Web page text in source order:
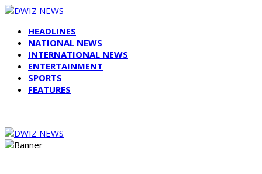
HEADLINES
NATIONAL NEWS
INTERNATIONAL NEWS
ENTERTAINMENT
SPORTS
FEATURES